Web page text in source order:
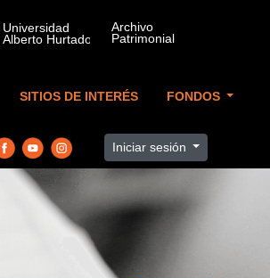
SITIOS DE INTERÉS FONDOS
Iniciar sesión